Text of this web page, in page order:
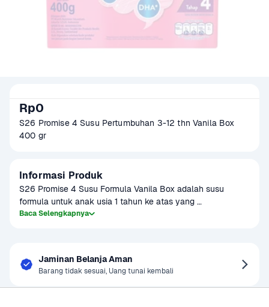
Rp0
S26 Promise 4 Susu Pertumbuhan 3-12 thn Vanila Box
400 gr
Informasi Produk
S26 Promise 4 Susu Formula Vanila Box adalah susu
formula untuk anak usia 1 tahun ke atas yang
diformulasikan untuk mendukung tumbuh kembang anak
gigi, dan perkembangan otak anak. Ideal dikonsumsi setiap
hari untuk memberikan asupan gizi yang optimal.
Baca Selengkapnya
Jaminan Belanja Aman
Barang tidak sesuai, Uang tunai kembali